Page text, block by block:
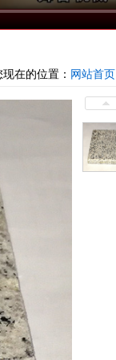
现在的位置： 网站首页